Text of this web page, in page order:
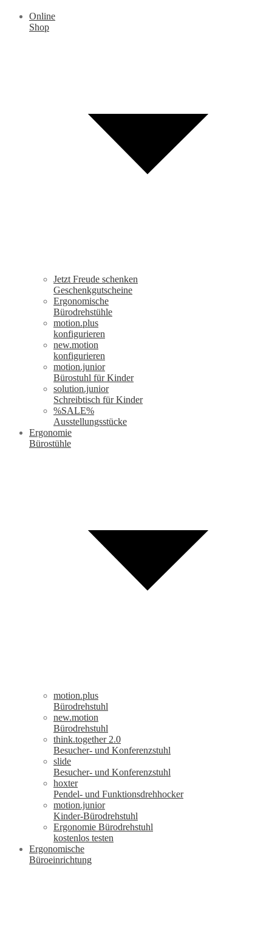
Online
Shop
Jetzt Freude schenken
Geschenkgutscheine
Ergonomische
Bürodrehstühle
motion.plus
konfigurieren
new.motion
konfigurieren
motion.junior
Bürostuhl für Kinder
solution.junior
Schreibtisch für Kinder
%SALE%
Ausstellungsstücke
Ergonomie
Bürostühle
motion.plus
Bürodrehstuhl
new.motion
Bürodrehstuhl
think.together 2.0
Besucher- und Konferenzstuhl
slide
Besucher- und Konferenzstuhl
hoxter
Pendel- und Funktionsdrehhocker
motion.junior
Kinder-Bürodrehstuhl
Ergonomie Bürodrehstuhl
kostenlos testen
Ergonomische
Büroeinrichtung